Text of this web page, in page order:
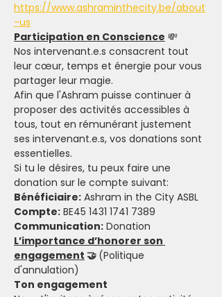
https://www.ashraminthecity.be/about
-us
Participation en Conscience 💸
Nos intervenant.e.s consacrent tout
leur cœur, temps et énergie pour vous
partager leur magie.
Afin que l'Ashram puisse continuer à
proposer des activités accessibles à
tous, tout en rémunérant justement
ses intervenant.e.s, vos donations sont
essentielles.
Si tu le désires, tu peux faire une
donation sur le compte suivant:
Bénéficiaire: Ashram in the City ASBL
Compte: BE45 1431 1741 7389
Communication: Donation
L’importance d’honorer son
engagement 🤝 (Politique
d'annulation)
Ton engagement